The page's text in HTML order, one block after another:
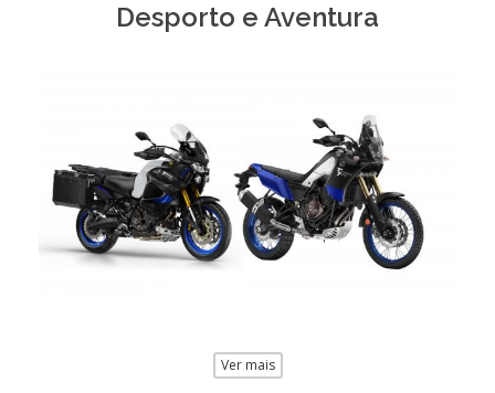
Desporto e Aventura
Ver mais